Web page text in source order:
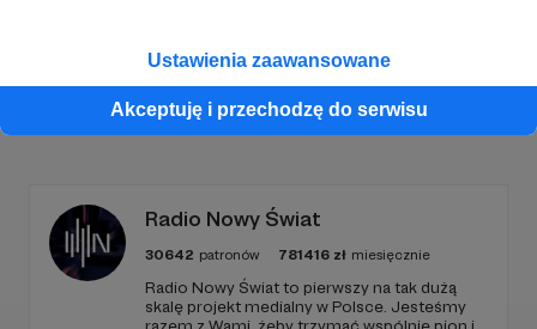
Ustawienia zaawansowane
Akceptuję i przechodzę do serwisu
Promowani autorzy
Radio Nowy Świat
30642 patronów 781416 zł miesięcznie
Radio Nowy Świat to pierwszy na tak dużą
skalę projekt medialny w Polsce. Jesteśmy
razem z Wami, żeby trzymać wspólnie pion i